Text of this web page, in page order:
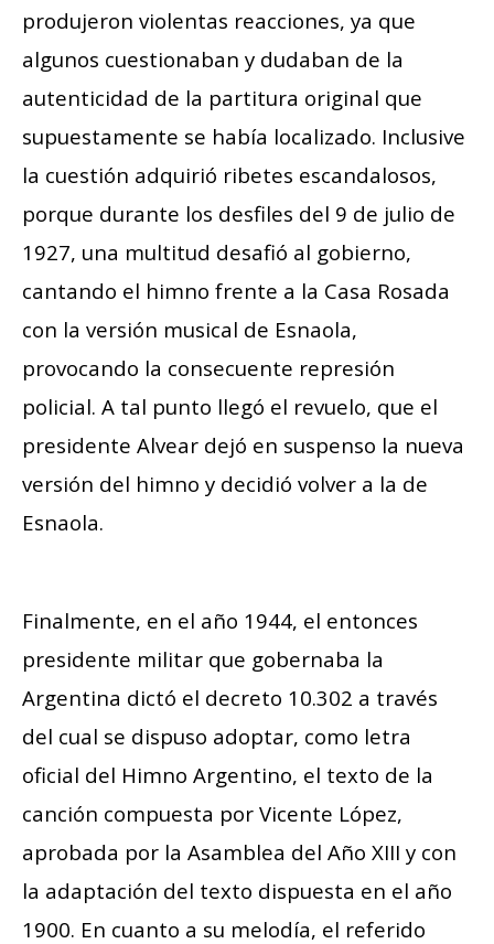
produjeron violentas reacciones, ya que
algunos cuestionaban y dudaban de la
autenticidad de la partitura original que
supuestamente se había localizado. Inclusive
la cuestión adquirió ribetes escandalosos,
porque durante los desfiles del 9 de julio de
1927, una multitud desafió al gobierno,
cantando el himno frente a la Casa Rosada
con la versión musical de Esnaola,
provocando la consecuente represión
policial. A tal punto llegó el revuelo, que el
presidente Alvear dejó en suspenso la nueva
versión del himno y decidió volver a la de
Esnaola.
Finalmente, en el año 1944, el entonces
presidente militar que gobernaba la
Argentina dictó el decreto 10.302 a través
del cual se dispuso adoptar, como letra
oficial del Himno Argentino, el texto de la
canción compuesta por Vicente López,
aprobada por la Asamblea del Año XIII y con
la adaptación del texto dispuesta en el año
1900. En cuanto a su melodía, el referido